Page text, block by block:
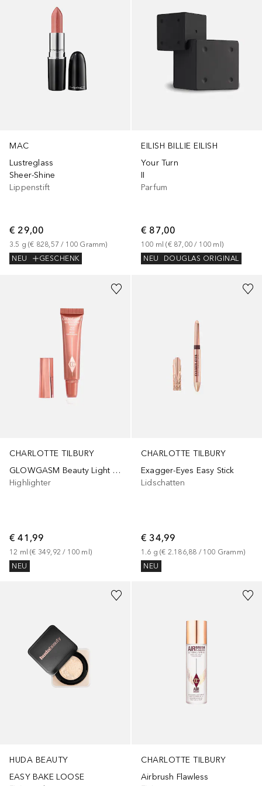
MAC
Lustreglass
Sheer-Shine
Lippenstift
€ 29,00
3.5 g (€ 828,57 / 100 Gramm)
NEU
GESCHENK
EILISH BILLIE EILISH
Your Turn
II
Parfum
€ 87,00
100 ml (€ 87,00 / 100 ml )
NEU
DOUGLAS ORIGINAL
CHARLOTTE TILBURY
GLOWGASM Beauty Light Wand
Highlighter
€ 41,99
12 ml (€ 349,92 / 100 ml )
NEU
1
CHARLOTTE TILBURY
Exagger-Eyes Easy Stick
Lidschatten
€ 34,99
1.6 g (€ 2.186,88 / 100 Gramm)
NEU
9
HUDA BEAUTY
EASY BAKE LOOSE
CHARLOTTE TILBURY
Airbrush Flawless